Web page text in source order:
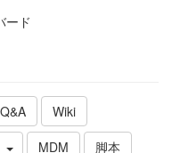
ード
Q&A
Wiki
MDM 脚本